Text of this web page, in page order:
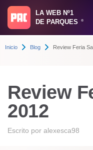
LA WEB Nº1
DE PARQUES
®
Inicio Blog Review Feria
Review
2012
Escrito por alexesca98